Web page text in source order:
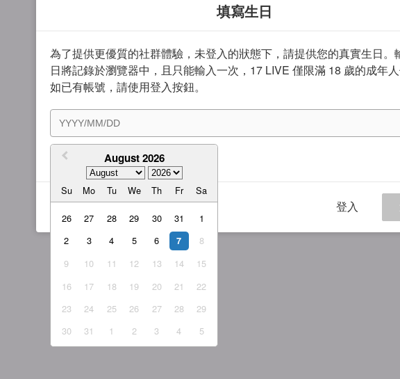
填寫生日
為了提供更優質的社群體驗，未登入的狀態下，請提供您的真實生日。
日將記錄於瀏覽器中，且只能輸入一次，17 LIVE 僅限滿 18 歲的成年人
如已有帳號，請使用登入按鈕。
August 2026
Su Mo Tu We Th Fr Sa
26 27 28 29 30 31
1
2
3 4 5 6 7
8
9
10 11 12 13 14
15
16
17 18 19 20 21
22
23
24 25 26 27 28
29
30
31 1 2 3 4 5
我同意 服務條款與隱私權政策
登入